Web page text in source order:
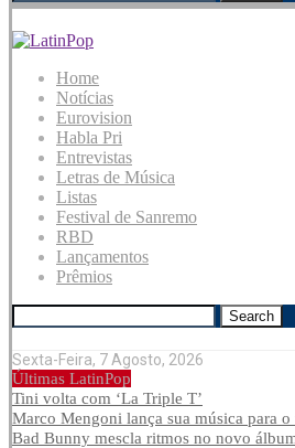
Home
Notícias
Eurovision
Habla Pri
Entrevistas
Letras de Música
Listas
Festival de Sanremo
RBD
Lançamentos
Prêmios
Search
Sexta-Feira, 7 Agosto, 2026
Últimas LatinPop
Tini volta com ‘La Triple T’
Marco Mengoni lança sua música para o
Bad Bunny mescla ritmos no novo